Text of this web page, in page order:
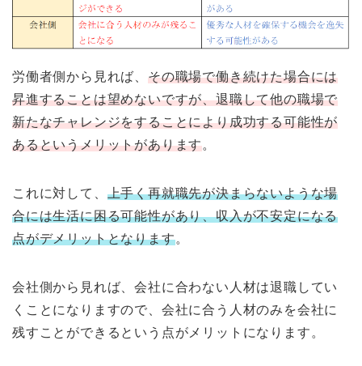
労働者側から見れば、 その職場で働き続けた場合には
昇進することは望めないですが、退職して他の職場で
新たなチャレンジをすることにより成功する可能性が
あるというメリットがあります。
これに対して、 上手く再就職先が決まらないような場
合には生活に困る可能性があり、収入が不安定になる
点がデメリットとなります。
会社側から見れば、会社に合わない人材は退職してい
くことになりますので、会社に合う人材のみを会社に
残すことができるという点がメリットになります。